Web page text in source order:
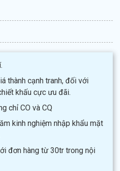
thành cạnh tranh, đối với
khấu cực ưu đãi.
chỉ CO và CQ
kinh nghiệm nhập khẩu mặt
đơn hàng từ 30tr trong nội